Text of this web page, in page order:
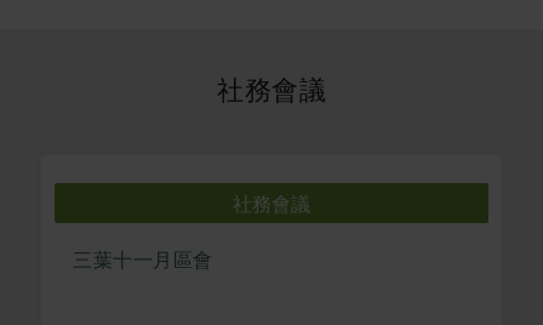
社務會議
社務會議
三葉十一月區會